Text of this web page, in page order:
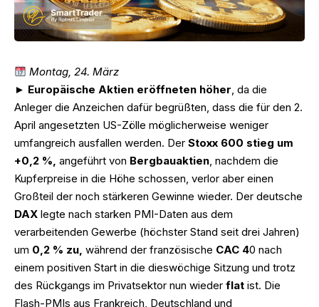
Montag, 24. März
► Europäische Aktien eröffneten höher , da die
Anleger die Anzeichen dafür begrüßten, dass die für den 2.
April angesetzten US-Zölle möglicherweise weniger
umfangreich ausfallen werden. Der Stoxx 600 stieg um
+0,2 %, angeführt von Bergbauaktien , nachdem die
Kupferpreise in die Höhe schossen, verlor aber einen
Großteil der noch stärkeren Gewinne wieder. Der deutsche
DAX legte nach starken PMI-Daten aus dem
verarbeitenden Gewerbe (höchster Stand seit drei Jahren)
um 0,2 % zu, während der französische CAC 40 nach
einem positiven Start in die dieswöchige Sitzung und trotz
des Rückgangs im Privatsektor nun wieder flat ist. Die
Flash-PMIs aus Frankreich, Deutschland und